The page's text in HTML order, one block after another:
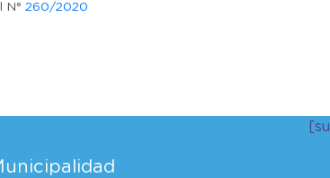
N° 260/2020